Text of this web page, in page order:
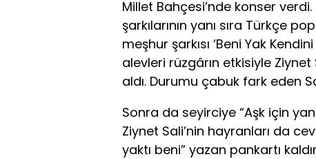
Millet Bahçesi’nde konser
şarkılarının yanı sıra Türkçe
meşhur şarkısı ‘Beni Yak
alevleri rüzgârın etkisiyle
aldı. Durumu çabuk fark eden
Sonra da seyirciye “Aşk için
Ziynet Sali’nin hayranları da
yaktı beni” yazan pankartı